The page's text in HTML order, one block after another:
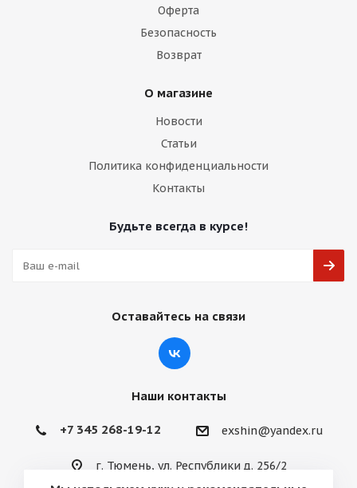
Оферта
Безопасность
Возврат
О магазине
Новости
Статьи
Политика конфиденциальности
Контакты
Будьте всегда в курсе!
Оставайтесь на связи
Наши контакты
+7 345 268-19-12 exshin@yandex.ru
г. Тюмень, ул. Республики д. 256/2